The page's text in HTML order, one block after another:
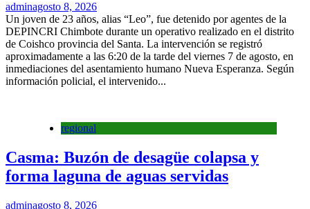
adminagosto 8, 2026
Un joven de 23 años, alias “Leo”, fue detenido por agentes de la
DEPINCRI Chimbote durante un operativo realizado en el distrito
de Coishco provincia del Santa. La intervención se registró
aproximadamente a las 6:20 de la tarde del viernes 7 de agosto, en
inmediaciones del asentamiento humano Nueva Esperanza. Según
información policial, el intervenido...
regional
Casma: Buzón de desagüe colapsa y
forma laguna de aguas servidas
adminagosto 8, 2026